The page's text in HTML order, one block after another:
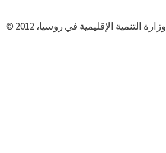
© وزارة التنمية الإقليمية في روسيا، 2012